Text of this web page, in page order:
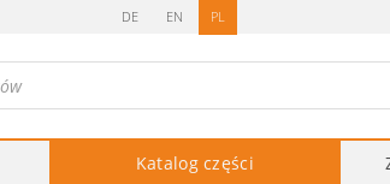
DE EN PL
Katalog części